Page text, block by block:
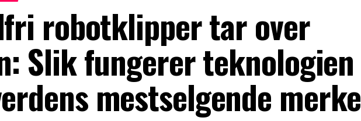
robotklipper tar over
Slik fungerer teknologien
mestselgende merke